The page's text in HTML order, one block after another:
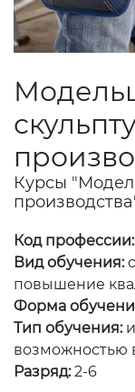
Курсы
Код профессии:
Вид обучения:
повышение
Форма
Тип обучения:
возможностью
Разряд: 2-6